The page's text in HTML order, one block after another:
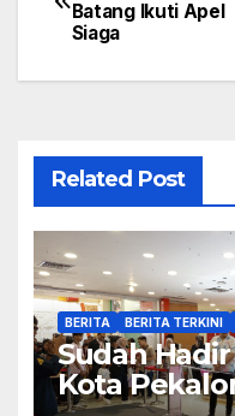
pos
Batang Ikuti Apel
Siaga
Related Post
BERITA BERITA TERKINI
Sudah Hadir
Kota